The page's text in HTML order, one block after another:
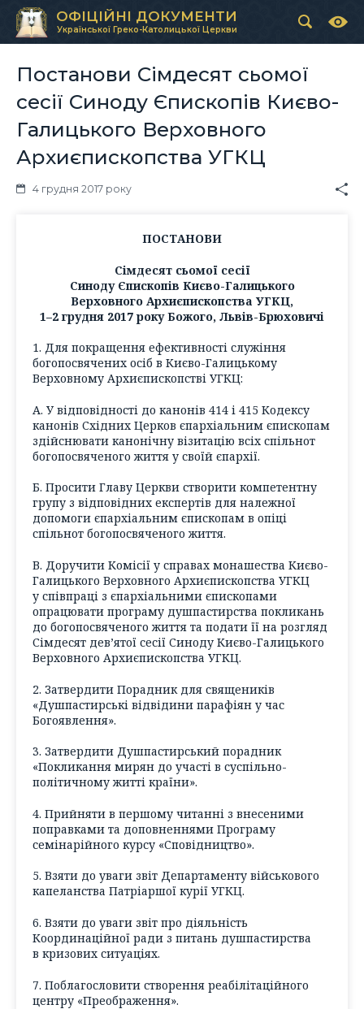
ОФІЦІЙНІ ДОКУМЕНТИ
Української Греко-Католицької Церкви
Постанови Сімдесят сьомої
сесії Синоду Єпископів Києво-
Галицького Верховного
Архиєпископства УГКЦ
4 грудня 2017 року
ПОСТАНОВИ
Сімдесят сьомої сесії
Синоду Єпископів Києво-Галицького
Верховного Архиєпископства УГКЦ,
1–2 грудня 2017 року Божого, Львів-Брюховичі
1. Для покращення ефективності служіння
богопосвячених осіб в Києво-Галицькому
Верховному Архиєпископстві УГКЦ:
А. У відповідності до канонів 414 і 415 Кодексу
канонів Східних Церков єпархіальним єпископам
здійснювати канонічну візитацію всіх спільнот
богопосвяченого життя у своїй єпархії.
Б. Просити Главу Церкви створити компетентну
групу з відповідних експертів для належної
допомоги єпархіальним єпископам в опіці
спільнот богопосвяченого життя.
В. Доручити Комісії у справах монашества Києво-
Галицького Верховного Архиєпископства УГКЦ
у співпраці з єпархіальними єпископами
опрацювати програму душпастирства покликань
до богопосвяченого життя та подати її на розгляд
Сімдесят дев’ятої сесії Синоду Києво-Галицького
Верховного Архиєпископства УГКЦ.
2. Затвердити Порадник для священиків
«Душпастирські відвідини парафіян у час
Богоявлення».
3. Затвердити Душпастирський порадник
«Покликання мирян до участі в суспільно-
політичному житті країни».
4. Прийняти в першому читанні з внесеними
поправками та доповненнями Програму
семінарійного курсу «Сповідництво».
5. Взяти до уваги звіт Департаменту військового
капеланства Патріаршої курії УГКЦ.
6. Взяти до уваги звіт про діяльність
Координаційної ради з питань душпастирства
в кризових ситуаціях.
7. Поблагословити створення реабілітаційного
центру «Преображення».